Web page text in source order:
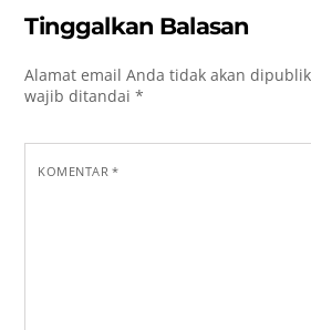
Tinggalkan Balasan
Alamat email Anda tidak akan
wajib ditandai*
KOMENTAR*